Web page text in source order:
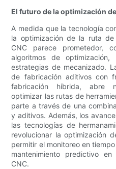
El futuro de la optimización
A medida que la tecnología
la optimización de la ruta de
CNC parece prometedor,
algoritmos de
estrategias de mecanizado.
de fabricación aditivos con
fabricación híbrida, abre
optimizar las rutas de
parte a través de una
y aditivos. Además, los
las tecnologías de
revolucionar la optimización
permitir el monitoreo en
mantenimiento predictivo
CNC.